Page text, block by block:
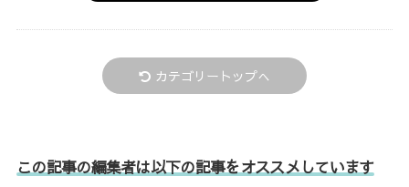
カテゴリートップへ
この記事の編集者は以下の記事をオススメしています